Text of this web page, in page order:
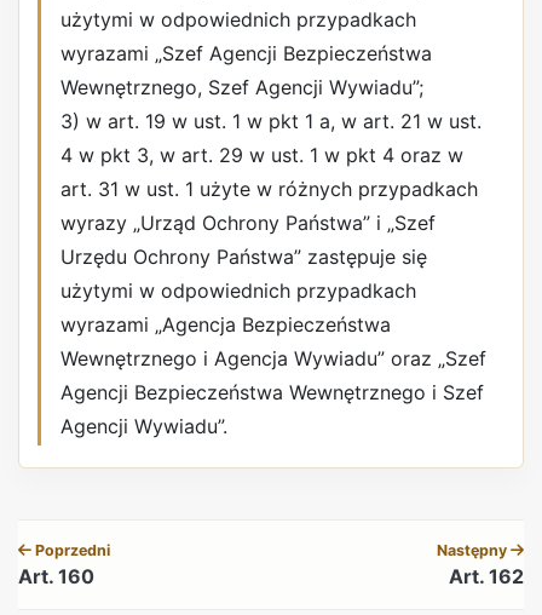
użytymi w odpowiednich przypadkach
wyrazami „Szef Agencji Bezpieczeństwa
Wewnętrznego, Szef Agencji Wywiadu”;
3) w art. 19 w ust. 1 w pkt 1 a, w art. 21 w ust.
4 w pkt 3, w art. 29 w ust. 1 w pkt 4 oraz w
art. 31 w ust. 1 użyte w różnych przypadkach
wyrazy „Urząd Ochrony Państwa” i „Szef
Urzędu Ochrony Państwa” zastępuje się
użytymi w odpowiednich przypadkach
wyrazami „Agencja Bezpieczeństwa
Wewnętrznego i Agencja Wywiadu” oraz „Szef
Agencji Bezpieczeństwa Wewnętrznego i Szef
Agencji Wywiadu”.
Poprzedni
Art. 160
Następny
Art. 162